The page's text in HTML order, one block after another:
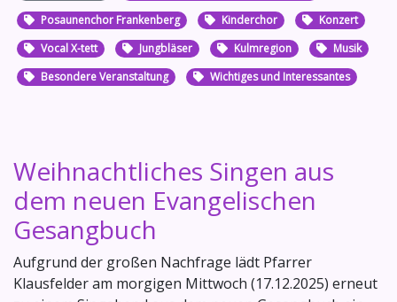
Posaunenchor Frankenberg
Kinderchor
Konzert
Vocal X-tett
Jungbläser Kulmregion
Musik
Besondere Veranstaltung
Wichtiges und Interessantes
Weihnachtliches Singen aus
dem neuen Evangelischen
Gesangbuch
Aufgrund der großen Nachfrage lädt Pfarrer
Klausfelder am morgigen Mittwoch (17.12.2025) erneut